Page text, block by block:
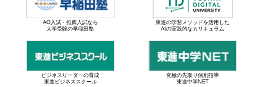
AO入試・推薦入試なら
大学受験の早稲田塾
東進の学習メソッドを活用した
AIの実践的なカリキュラム
ビジネスリーダーの育成
東進ビジネススクール
究極の先取り個別指導
東進中学NET